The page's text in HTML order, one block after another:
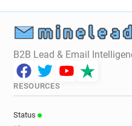
i**********@parisnanterre.fr
u********@parisnanterre.fr
B2B Lead & Email
RESOURCES
Status